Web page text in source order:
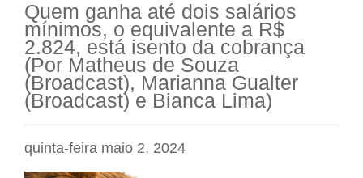
Quem ganha até dois salários
mínimos, o equivalente a R$
2.824, está isento da cobrança
(Por Matheus de Souza
(Broadcast), Marianna Gualter
(Broadcast) e Bianca Lima)
quinta-feira maio 2, 2024